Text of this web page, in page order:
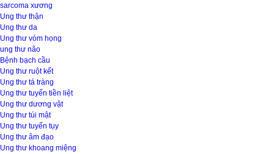
sarcoma xương
Ung thư thận
Ung thư da
Ung thư vòm họng
ung thư não
Bệnh bạch cầu
Ung thư ruột kết
Ung thư tá tràng
Ung thư tuyến tiền liệt
Ung thư dương vật
Ung thư túi mật
Ung thư tuyến tụy
Ung thư âm đạo
Ung thư khoang miệng